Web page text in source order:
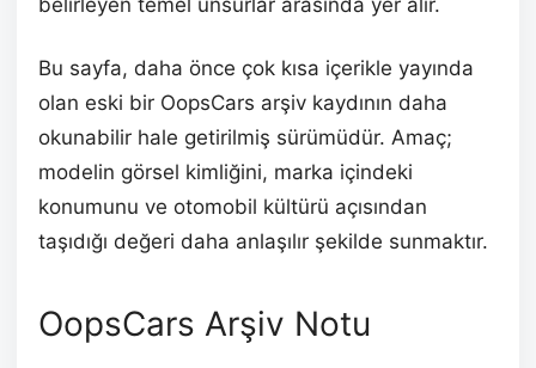
belirleyen temel unsurlar arasında yer alır.
Bu sayfa, daha önce çok kısa içerikle yayında
olan eski bir OopsCars arşiv kaydının daha
okunabilir hale getirilmiş sürümüdür. Amaç;
modelin görsel kimliğini, marka içindeki
konumunu ve otomobil kültürü açısından
taşıdığı değeri daha anlaşılır şekilde sunmaktır.
OopsCars Arşiv Notu